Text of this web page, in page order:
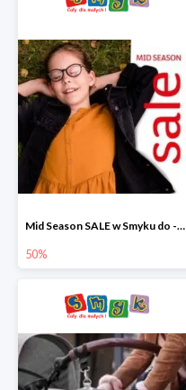
Mid Season SALE w Smyku do -50%
50%